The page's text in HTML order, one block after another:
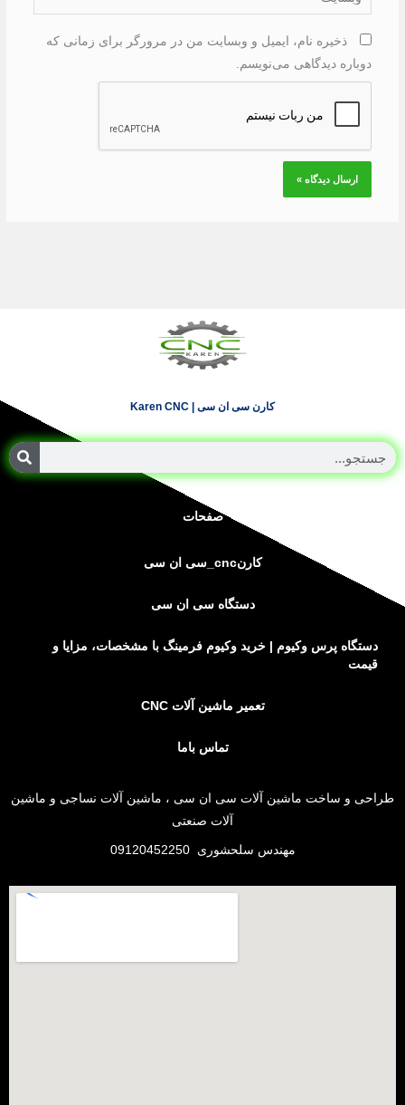
ذخیره نام، ایمیل و وبسایت من در مرورگر برای زمانی که
دوباره دیدگاهی می‌نویسم.
کارن سی ان سی | Karen CNC
جستجو
صفحات
کارنcnc_سی ان سی
دستگاه سی ان سی
دستگاه پرس وکیوم | خرید وکیوم فرمینگ با مشخصات، مزایا و
قیمت
تعمیر ماشین آلات CNC
تماس باما
طراحی و ساخت ماشین آلات سی ان سی ، ماشین آلات نساجی و ماشین
آلات صنعتی
مهندس سلحشوری09120452250